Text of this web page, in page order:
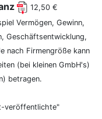
12,50 €
Vermögen, Gewinn,
Geschäftsentwicklung,
nach Firmengröße kann
(bei kleinen GmbH's)
betragen.
veröffentlichte"